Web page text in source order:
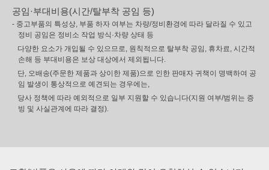
공임·부대비용(시간/탈부착 공임 등)
- 중고부품의 특성상, 부품 하자 여부는 차량/정비환경에 따라 달라질 수 있고
정비 공임은 정비소 작업 방식·차량 상태 등
다양한 요소가 개입될 수 있으므로, 원칙적으로 탈부착 공임, 휴차료, 시간적
손해 등 부대비용은 보상 대상에서 제외됩니다.
단, 오배송(주문한 제품과 상이한 제품)으로 인한 판매자 귀책이 명백하여 공
임 발생이 통상적으로 예견되는 경우에는,
당사 정책에 따라 예외적으로 일부 지원할 수 있습니다(지원 여부/범위는 증
빙 및 사실관계에 따라 결정).